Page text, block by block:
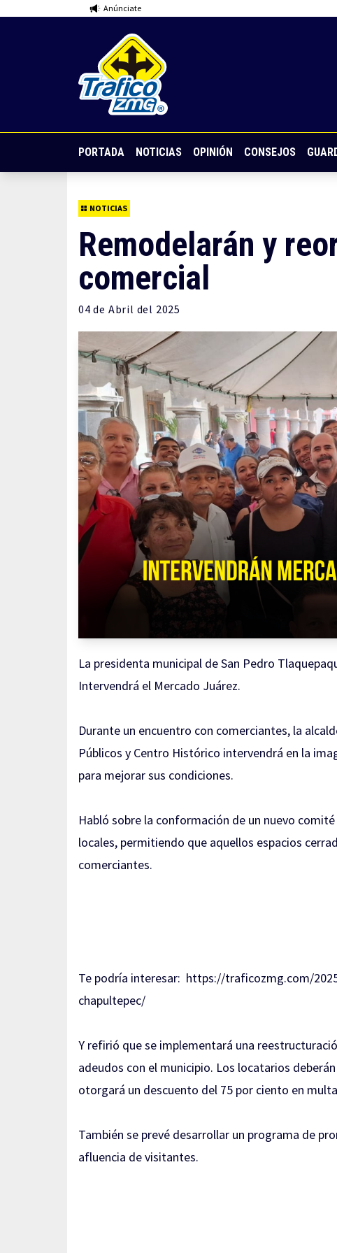
Anúnciate
PORTADA NOTICIAS OPINIÓN CONSEJOS
NOTICIAS
Remodelarán y
comercial
04 de Abril del 2025
La presidenta municipal de San Pedro
Intervendrá el Mercado Juárez.
Durante un encuentro con comerciantes, la
Públicos y Centro Histórico intervendrá en la
para mejorar sus condiciones.
Habló sobre la conformación de un nuevo
locales, permitiendo que aquellos espacios
comerciantes.
Te podría interesar: https://traficozmg.com/
chapultepec/
Y refirió que se implementará una
adeudos con el municipio. Los locatarios
otorgará un descuento del 75 por ciento en
También se prevé desarrollar un programa de
afluencia de visitantes.